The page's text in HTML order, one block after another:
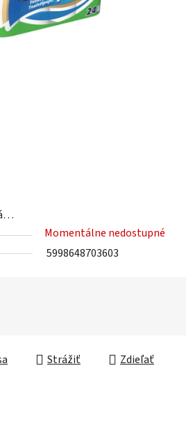
Momentálne nedostupné
5998648703603
Strážiť Zdieľať